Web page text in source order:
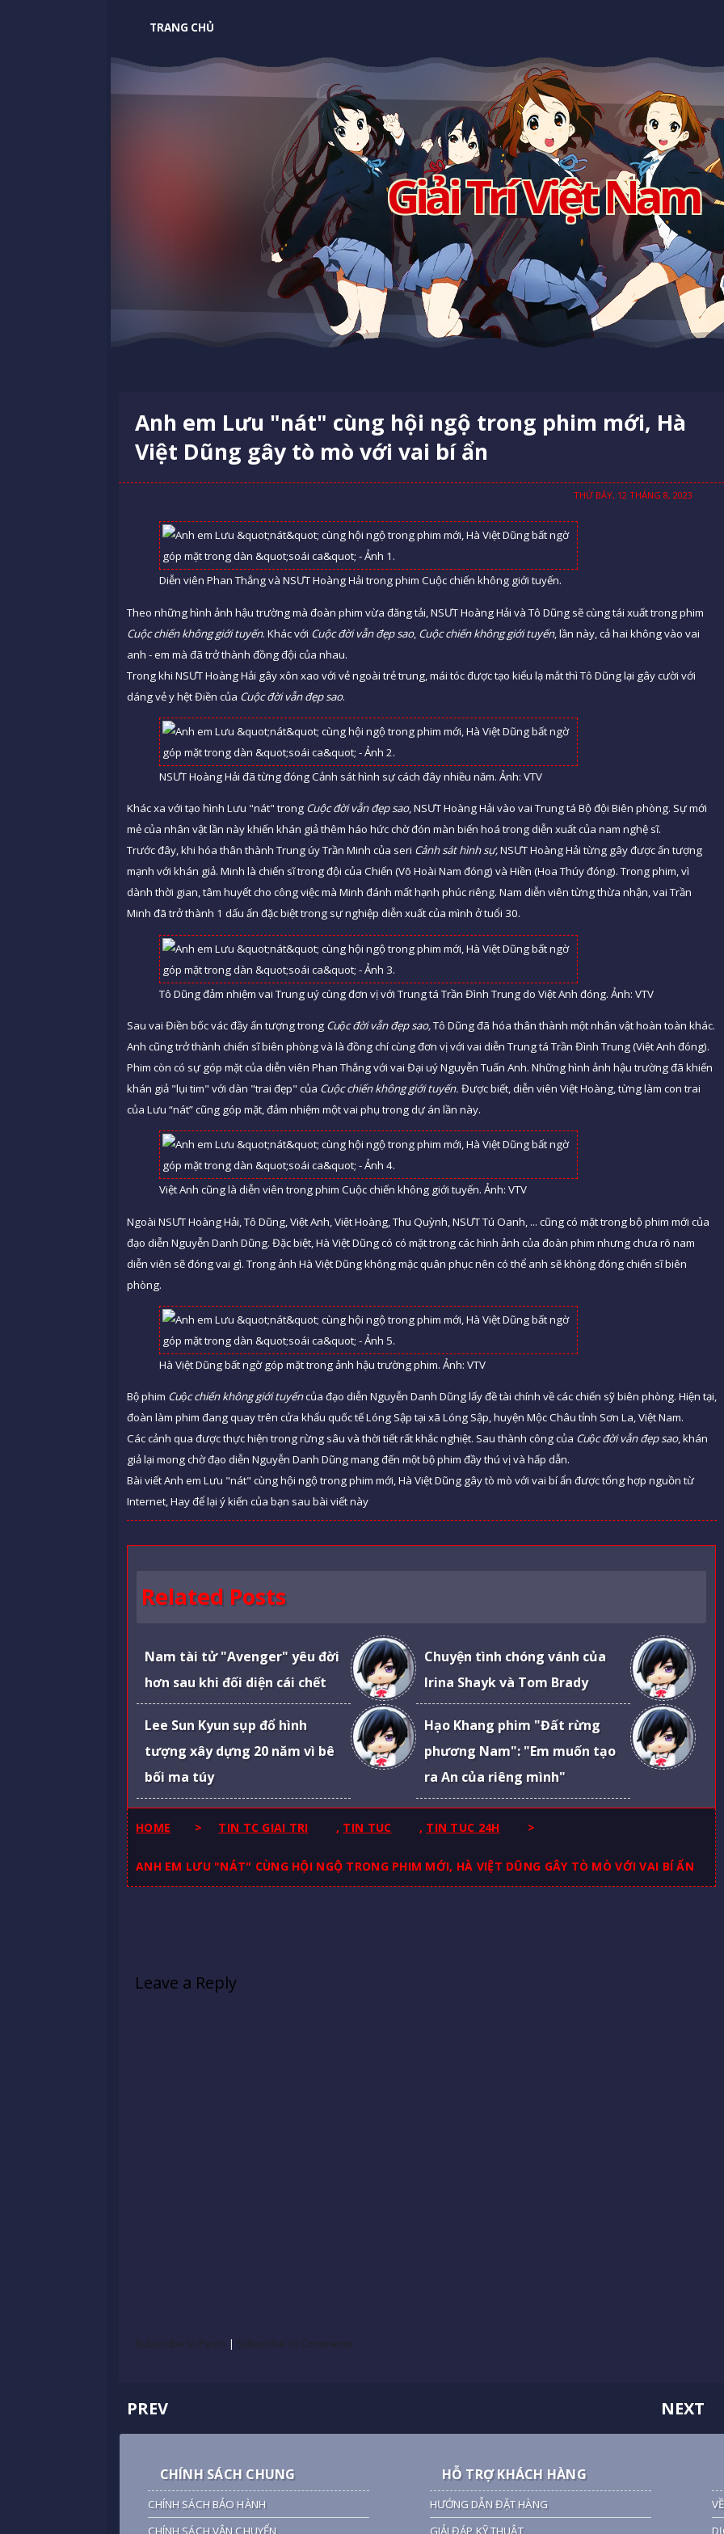
TRANG CHỦ
Giải Trí Việt Nam
Anh em Lưu "nát" cùng hội ngộ trong phim mới, Hà
Việt Dũng gây tò mò với vai bí ẩn
THỨ BẢY, 12 THÁNG 8, 2023
Diễn viên Phan Thắng và NSƯT Hoàng Hải trong phim Cuộc chiến không giới tuyến.
Theo những hình ảnh hậu trường mà đoàn phim vừa đăng tải, NSƯT Hoàng Hải và Tô Dũng sẽ cùng tái xuất trong phim
Cuộc chiến không giới tuyến. Khác với Cuộc đời vẫn đẹp sao, Cuộc chiến không giới tuyến, lần này, cả hai không vào vai
anh - em mà đã trở thành đồng đội của nhau.
Trong khi NSƯT Hoàng Hải gây xôn xao với vẻ ngoài trẻ trung, mái tóc được tạo kiểu lạ mắt thì Tô Dũng lại gây cười với
dáng vẻ y hệt Điền của Cuộc đời vẫn đẹp sao.
NSƯT Hoàng Hải đã từng đóng Cảnh sát hình sự cách đây nhiều năm. Ảnh: VTV
Khác xa với tạo hình Lưu "nát" trong Cuộc đời vẫn đẹp sao, NSƯT Hoàng Hải vào vai Trung tá Bộ đội Biên phòng. Sự mới
mẻ của nhân vật lần này khiến khán giả thêm háo hức chờ đón màn biến hoá trong diễn xuất của nam nghệ sĩ.
Trước đây, khi hóa thân thành Trung úy Trần Minh của seri Cảnh sát hình sự,NSƯT Hoàng Hải từng gây được ấn tượng
mạnh với khán giả. Minh là chiến sĩ trong đội của Chiến (Võ Hoài Nam đóng) và Hiền (Hoa Thúy đóng). Trong phim, vì
dành thời gian, tâm huyết cho công việc mà Minh đánh mất hạnh phúc riêng. Nam diễn viên từng thừa nhận, vai Trần
Minh đã trở thành 1 dấu ấn đặc biệt trong sự nghiệp diễn xuất của mình ở tuổi 30.
Tô Dũng đảm nhiệm vai Trung uý cùng đơn vị với Trung tá Trần Đình Trung do Việt Anh đóng. Ảnh: VTV
Sau vai Điền bốc vác đầy ấn tượng trong Cuộc đời vẫn đẹp sao,Tô Dũng đã hóa thân thành một nhân vật hoàn toàn khác.
Anh cũng trở thành chiến sĩ biên phòng và là đồng chí cùng đơn vị với vai diễn Trung tá Trần Đình Trung (Việt Anh đóng).
Phim còn có sự góp mặt của diễn viên Phan Thắng với vai Đại uý Nguyễn Tuấn Anh. Những hình ảnh hậu trường đã khiến
khán giả "lụi tim" với dàn "trai đẹp" của Cuộc chiến không giới tuyến. Được biết, diễn viên Việt Hoàng, từng làm con trai
của Lưu “nát” cũng góp mặt, đảm nhiệm một vai phụ trong dự án lần này.
Việt Anh cũng là diễn viên trong phim Cuộc chiến không giới tuyến. Ảnh: VTV
Ngoài NSƯT Hoàng Hải, Tô Dũng, Việt Anh, Việt Hoàng, Thu Quỳnh, NSƯT Tú Oanh, ... cũng có mặt trong bộ phim mới của
đạo diễn Nguyễn Danh Dũng. Đặc biệt, Hà Việt Dũng có có mặt trong các hình ảnh của đoàn phim nhưng chưa rõ nam
diễn viên sẽ đóng vai gì. Trong ảnh Hà Việt Dũng không mặc quân phục nên có thể anh sẽ không đóng chiến sĩ biên
phòng.
Hà Việt Dũng bất ngờ góp mặt trong ảnh hậu trường phim. Ảnh: VTV
Bộ phim Cuộc chiến không giới tuyếncủa đạo diễn Nguyễn Danh Dũng lấy đề tài chính về các chiến sỹ biên phòng. Hiện tại,
đoàn làm phim đang quay trên cửa khẩu quốc tế Lóng Sập tại xã Lóng Sập, huyện Mộc Châu tỉnh Sơn La, Việt Nam.
Các cảnh qua được thực hiện trong rừng sâu và thời tiết rất khắc nghiệt. Sau thành công của Cuộc đời vẫn đẹp sao, khán
giả lại mong chờ đạo diễn Nguyễn Danh Dũng mang đến một bộ phim đầy thú vị và hấp dẫn.
Bài viết Anh em Lưu "nát" cùng hội ngộ trong phim mới, Hà Việt Dũng gây tò mò với vai bí ẩn được tổng hợp nguồn từ
Internet, Hay để lại ý kiến của bạn sau bài viết này
Related Posts
Nam tài tử "Avenger" yêu đời
hơn sau khi đối diện cái chết
Chuyện tình chóng vánh của
Irina Shayk và Tom Brady
Lee Sun Kyun sụp đổ hình
tượng xây dựng 20 năm vì bê
bối ma túy
Hạo Khang phim "Đất rừng
phương Nam": "Em muốn tạo
ra An của riêng mình"
HOME > TIN TC GIAI TRI , TIN TUC , TIN TUC 24H >
ANH EM LƯU "NÁT" CÙNG HỘI NGỘ TRONG PHIM MỚI, HÀ VIỆT DŨNG GÂY TÒ MÒ VỚI VAI BÍ ẨN
Leave a Reply
Subscribe to Posts | Subscribe to Comments
NEXT
PREV
CHÍNH SÁCH CHUNG
CHÍNH SÁCH BẢO HÀNH
CHÍNH SÁCH VẬN CHUYỂN
HỖ TRỢ KHÁCH HÀNG
HƯỚNG DẪN ĐẶT HÀNG
GIẢI ĐÁP KỸ THUẬT